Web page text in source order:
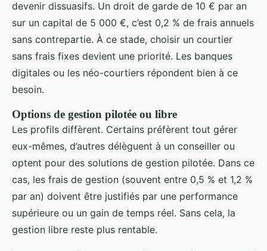
devenir dissuasifs. Un droit de garde de 10 € par an
sur un capital de 5 000 €, c’est 0,2 % de frais annuels
sans contrepartie. À ce stade, choisir un courtier
sans frais fixes devient une priorité. Les banques
digitales ou les néo-courtiers répondent bien à ce
besoin.
Options de gestion pilotée ou libre
Les profils diffèrent. Certains préfèrent tout gérer
eux-mêmes, d’autres délèguent à un conseiller ou
optent pour des solutions de gestion pilotée. Dans ce
cas, les frais de gestion (souvent entre 0,5 % et 1,2 %
par an) doivent être justifiés par une performance
supérieure ou un gain de temps réel. Sans cela, la
gestion libre reste plus rentable.